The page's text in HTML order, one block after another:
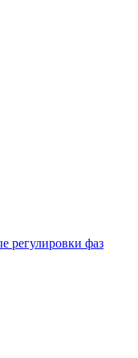
регулировки фаз